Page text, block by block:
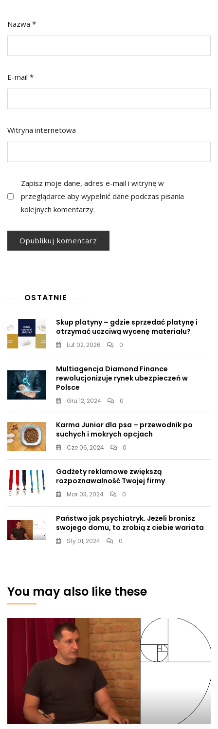
Nazwa *
E-mail *
Witryna internetowa
Zapisz moje dane, adres e-mail i witrynę w
przeglądarce aby wypełnić dane podczas pisania
kolejnych komentarzy.
OSTATNIE
Skup platyny – gdzie sprzedać platynę i
otrzymać uczciwą wycenę materiału?
Lut 02, 2026 0
Multiagencja Diamond Finance
rewolucjonizuje rynek ubezpieczeń w
Polsce
Gru 12, 2024 0
Karma Junior dla psa – przewodnik po
suchych i mokrych opcjach
Cze 06, 2024 0
Gadżety reklamowe zwiększą
rozpoznawalność Twojej firmy
Mar 03, 2024 0
Państwo jak psychiatryk. Jeżeli bronisz
swojego domu, to zrobią z ciebie wariata
Sty 01, 2024 0
You may also like these